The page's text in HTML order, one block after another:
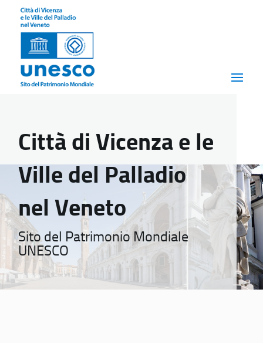
Città di Vicenza e le
Ville del Palladio
nel Veneto
Sito del Patrimonio Mondiale
UNESCO